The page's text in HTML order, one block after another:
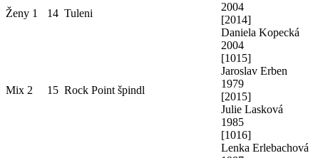
Ženy 1 14 Tuleni
2004
[2014]
Daniela Kopecká
2004
Mix 2 15 Rock Point špindl
[1015]
Jaroslav Erben
1979
[2015]
Julie Lasková
1985
[1016]
Lenka Erlebachová